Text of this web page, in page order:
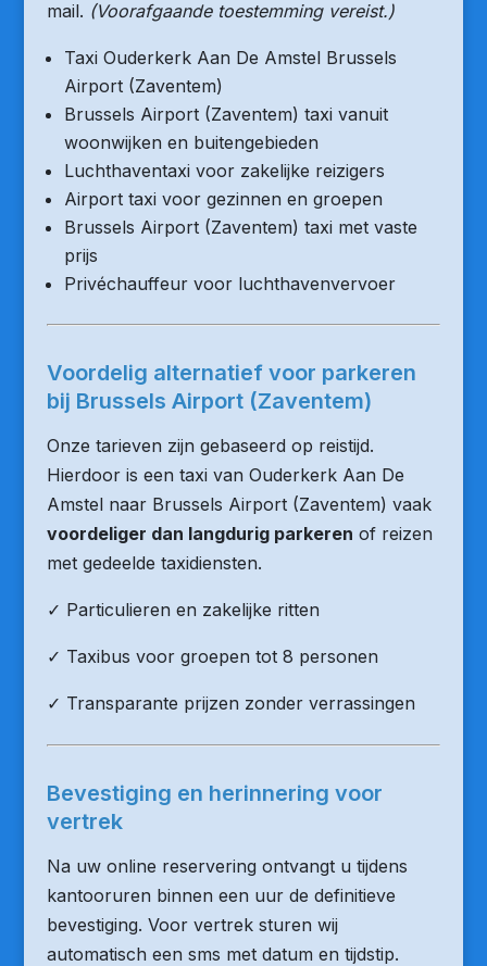
mail. (Voorafgaande toestemming vereist.)
Taxi Ouderkerk Aan De Amstel Brussels
Airport (Zaventem)
Brussels Airport (Zaventem) taxi vanuit
woonwijken en buitengebieden
Luchthaventaxi voor zakelijke reizigers
Airport taxi voor gezinnen en groepen
Brussels Airport (Zaventem) taxi met vaste
prijs
Privéchauffeur voor luchthavenvervoer
Voordelig alternatief voor parkeren
bij Brussels Airport (Zaventem)
Onze tarieven zijn gebaseerd op reistijd.
Hierdoor is een taxi van Ouderkerk Aan De
Amstel naar Brussels Airport (Zaventem) vaak
voordeliger dan langdurig parkeren of reizen
met gedeelde taxidiensten.
✓ Particulieren en zakelijke ritten
✓ Taxibus voor groepen tot 8 personen
✓ Transparante prijzen zonder verrassingen
Bevestiging en herinnering voor
vertrek
Na uw online reservering ontvangt u tijdens
kantooruren binnen een uur de definitieve
bevestiging. Voor vertrek sturen wij
automatisch een sms met datum en tijdstip.